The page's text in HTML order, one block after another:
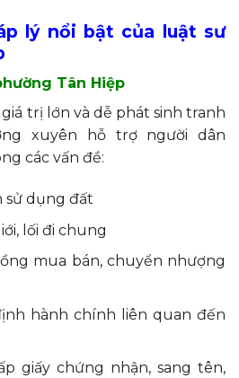
lý nổi bật của luật sư
Tân Hiệp
trị lớn và dễ phát sinh tranh
xuyên hỗ trợ người dân
các vấn đề:
sử dụng đất
lối đi chung
mua bán, chuyển nhượng
hành chính liên quan đến
giấy chứng nhận, sang tên,